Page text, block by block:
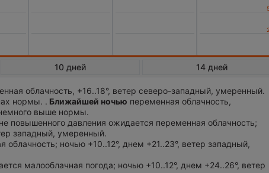
10 дней 14 дней
облачность, +16..18°, ветер северо-западный, умеренный.
нормы. . Ближайшей ночью переменная облачность,
выше нормы.
повышенного давления ожидается переменная облачность;
западный, умеренный.
облачность; ночью +10..12°, днем +21..23°, ветер западный,
малооблачная погода; ночью +10..12°, днем +24..26°, ветер